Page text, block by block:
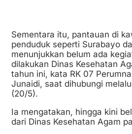
Sementara itu, pantauan di
penduduk seperti Surabayo
menunjukkan belum ada
dilakukan Dinas Kesehatan
tahun ini, kata RK 07
Junaidi, saat dihubungi
(20/5).
Ia mengatakan, hingga kini
dari Dinas Kesehatan Agam